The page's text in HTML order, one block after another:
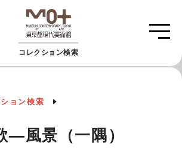
コレクション検索
ョン検索
—風景（一隅）